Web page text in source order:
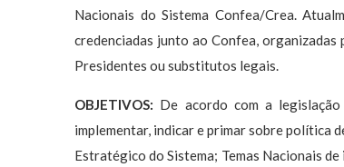
Nacionais do Sistema Confea/Crea.
credenciadas junto ao Confea,
Presidentes ou substitutos legais.
OBJETIVOS: De acordo com a
implementar, indicar e primar sobre política
Estratégico do Sistema; Temas Nacionais